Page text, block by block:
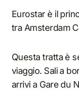
Eurostar è il
tra Amsterdam
Questa tratta è
viaggio. Sali a
arrivi a Gare du